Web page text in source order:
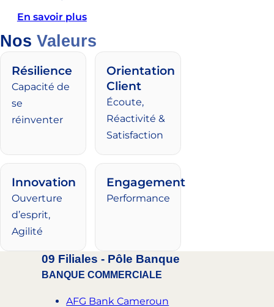
En savoir plus
Nos Valeurs
Résilience
Capacité de
se
réinventer
Orientation
Client
Écoute,
Réactivité &
Satisfaction
Innovation
Ouverture
d’esprit,
Agilité
Engagement
Performance
09 Filiales - Pôle Banque
BANQUE COMMERCIALE
AFG Bank Cameroun